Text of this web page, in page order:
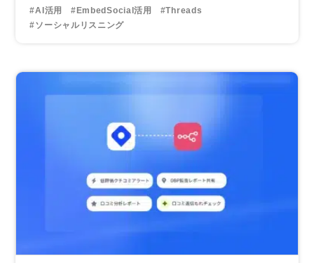
#AI活用 #EmbedSocial活用
#Threads
#ソーシャルリスニング